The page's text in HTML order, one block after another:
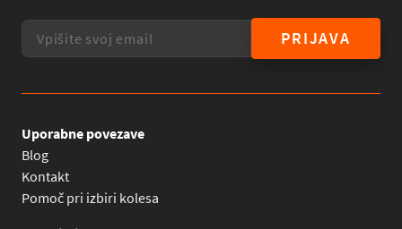
PRIJAVA
Uporabne povezave
Blog
Kontakt
Pomoč pri izbiri kolesa